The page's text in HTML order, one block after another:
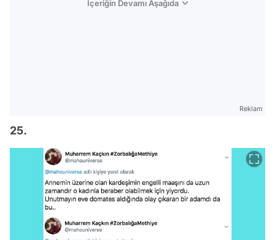
İçeriğin Devamı Aşağıda
Reklam
25.